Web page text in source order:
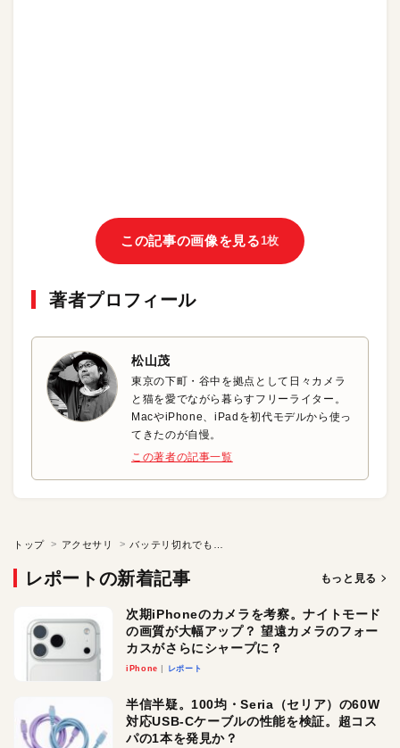
この記事の画像を見る 1枚
著者プロフィール
松山茂
東京の下町・谷中を拠点として日々カメラ
と猫を愛でながら暮らすフリーライター。
MacやiPhone、iPadを初代モデルから使っ
てきたのが自慢。
この著者の記事一覧
トップ アクセサリ
レポートの新着記事 もっと見る
次期iPhoneのカメラを考察。ナイトモード
の画質が大幅アップ？ 望遠カメラのフォー
カスがさらにシャープに？
iPhone レポート
半信半疑。100均・Seria（セリア）の60W
対応USB-Cケーブルの性能を検証。超コス
パの1本を発見か？